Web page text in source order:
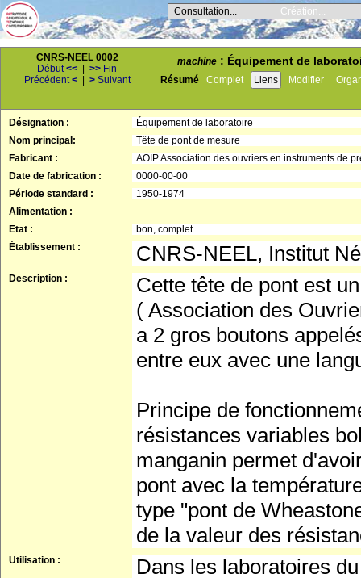
Consultation... Création...
CNRS-NEEL 0002
Début<< >> Fin
Précédent< > Suivant
machine : Équipement de
Résumé Complet Liens Modifier
Désignation :
Équipement de laboratoire
Nom principal:
Tête de pont de mesure
Fabricant :
AOIP Association des ouvriers en instruments de
Date de fabrication :
0000-00-00
Période standard :
1950-1974
Alimentation :
Etat :
bon, complet
Établissement :
CNRS-NEEL, Institut
Description :
Cette tête de pont est
( Association des
a 2 gros boutons
entre eux avec une
Principe de
résistances variables
manganin permet
pont avec la
type "pont de
de la valeur des
Utilisation :
Dans les laboratoires